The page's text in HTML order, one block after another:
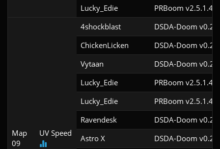
Lucky_Edie
PRBoom
Map
09
UV Speed
4shockblast
DSDA-Doom
ChickenLicken
DSDA-Doom
Vytaan
DSDA-Doom
Lucky_Edie
PRBoom
Lucky_Edie
PRBoom
Ravendesk
DSDA-Doom
Astro X
DSDA-Doom